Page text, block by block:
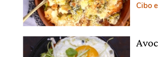
3-4
Cibo